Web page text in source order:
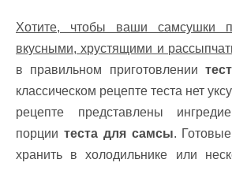
Хотите, чтобы ваши самсушки
вкусными, хрустящими и
в правильном приготовлении
классическом рецепте теста нет
рецепте представлены
порции теста для самсы.
хранить в холодильнике или